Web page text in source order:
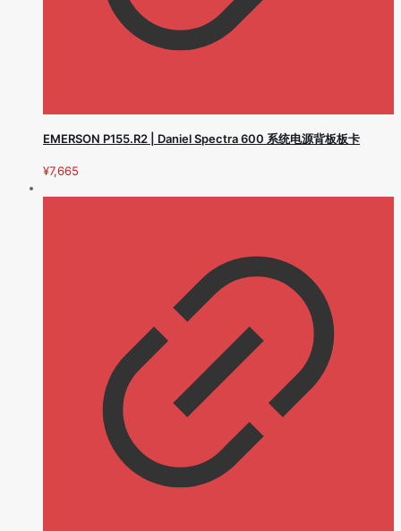
EMERSON P155.R2 | Daniel Spectra 600 系统电源背板板卡
¥7,665